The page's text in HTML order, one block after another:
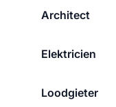
Architect
Elektricien
Loodgieter